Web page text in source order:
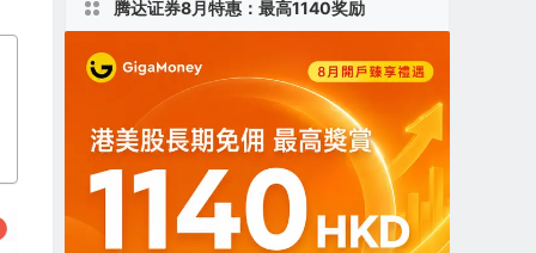
腾达证券8月特惠：最高1140奖励